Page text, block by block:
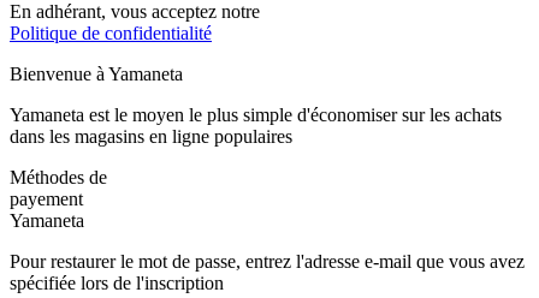
En adhérant, vous acceptez notre
Politique de confidentialité
Bienvenue à Yamaneta
Yamaneta est le moyen le plus simple d'économiser sur les achats
dans les magasins en ligne populaires
Méthodes de
payement
Yamaneta
Pour restaurer le mot de passe, entrez l'adresse e-mail que vous avez
spécifiée lors de l'inscription